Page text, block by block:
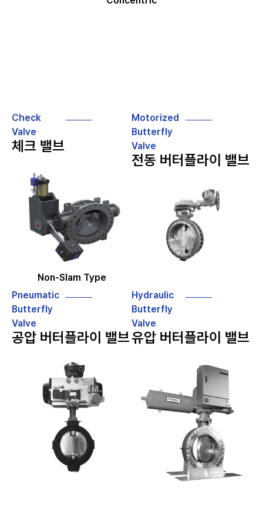
Check
Valve
체크 밸브
Non-Slam Type
Motorized
Butterfly
Valve
전동 버터플라이 밸브
Pneumatic
Butterfly
Valve
공압 버터플라이 밸브
Hydraulic
Butterfly
Valve
유압 버터플라이 밸브